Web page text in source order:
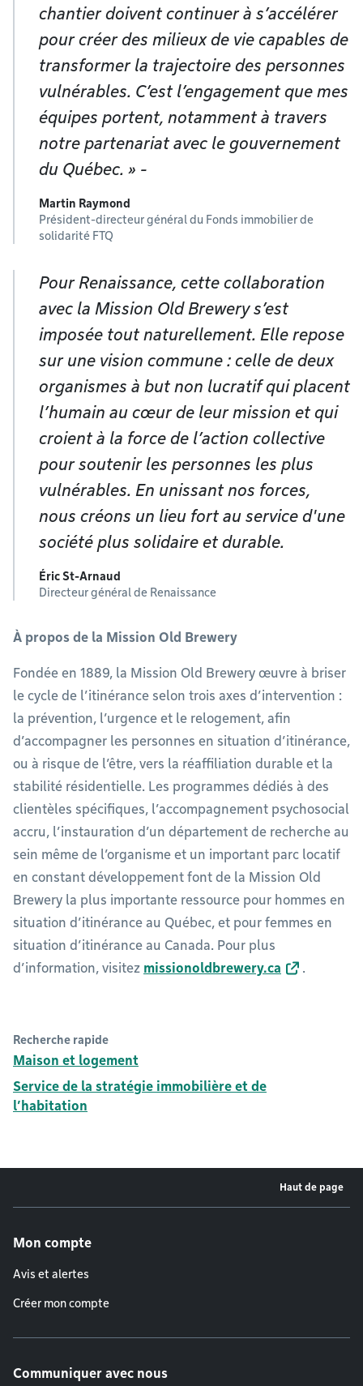
chantier doivent continuer à s’accélérer
pour créer des milieux de vie capables de
transformer la trajectoire des personnes
vulnérables. C’est l’engagement que mes
équipes portent, notamment à travers
notre partenariat avec le gouvernement
du Québec. » -
Martin Raymond
Président-directeur général du Fonds immobilier de
solidarité FTQ
Pour Renaissance, cette collaboration
avec la Mission Old Brewery s’est
imposée tout naturellement. Elle repose
sur une vision commune : celle de deux
organismes à but non lucratif qui placent
l’humain au cœur de leur mission et qui
croient à la force de l’action collective
pour soutenir les personnes les plus
vulnérables. En unissant nos forces,
nous créons un lieu fort au service d'une
société plus solidaire et durable.
Éric St-Arnaud
Directeur général de Renaissance
À propos de la Mission Old Brewery
Fondée en 1889, la Mission Old Brewery œuvre à briser
le cycle de l’itinérance selon trois axes d’intervention :
la prévention, l’urgence et le relogement, afin
d’accompagner les personnes en situation d’itinérance,
ou à risque de l’être, vers la réaffiliation durable et la
stabilité résidentielle. Les programmes dédiés à des
clientèles spécifiques, l’accompagnement psychosocial
accru, l’instauration d’un département de recherche au
sein même de l’organisme et un important parc locatif
en constant développement font de la Mission Old
Brewery la plus importante ressource pour hommes en
situation d’itinérance au Québec, et pour femmes en
situation d’itinérance au Canada. Pour plus
d’information, visitez missionoldbrewery.ca .
Recherche rapide
Maison et logement
Service de la stratégie immobilière et de
l’habitation
Haut de page
Mon compte
Avis et alertes
Créer mon compte
Communiquer avec nous